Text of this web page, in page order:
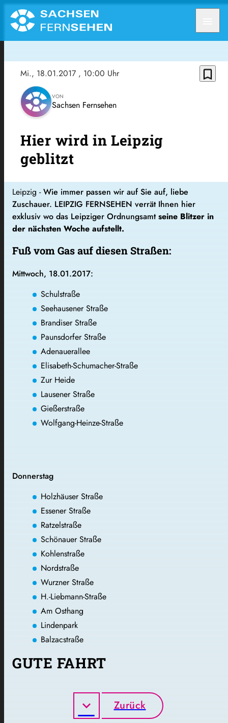
Mi., 18.01.2017 , 10:00 Uhr bookmark_border
VON
Sachsen Fernsehen
Hier wird in Leipzig
geblitzt
Leipzig -Wie immer passen wir auf Sie auf, liebe
Zuschauer. LEIPZIG FERNSEHEN verrät Ihnen hier
exklusiv wo das Leipziger Ordnungsamtseine Blitzer in
der nächsten Woche aufstellt.
Fuß vom Gas auf diesen Straßen:
Mittwoch, 18.01.2017:
Schulstraße
Seehausener Straße
Brandiser Straße
Paunsdorfer Straße
Adenauerallee
Elisabeth-Schumacher-Straße
Zur Heide
Lausener Straße
Gießerstraße
Wolfgang-Heinze-Straße
Donnerstag
Holzhäuser Straße
Essener Straße
Ratzelstraße
Schönauer Straße
Kohlenstraße
Nordstraße
Wurzner Straße
H.-Liebmann-Straße
Am Osthang
Lindenpark
Balzacstraße
GUTE FAHRT
Zurück